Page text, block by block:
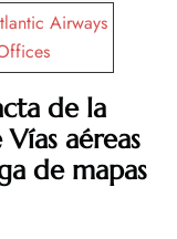
Airways
de la
aéreas
de mapas